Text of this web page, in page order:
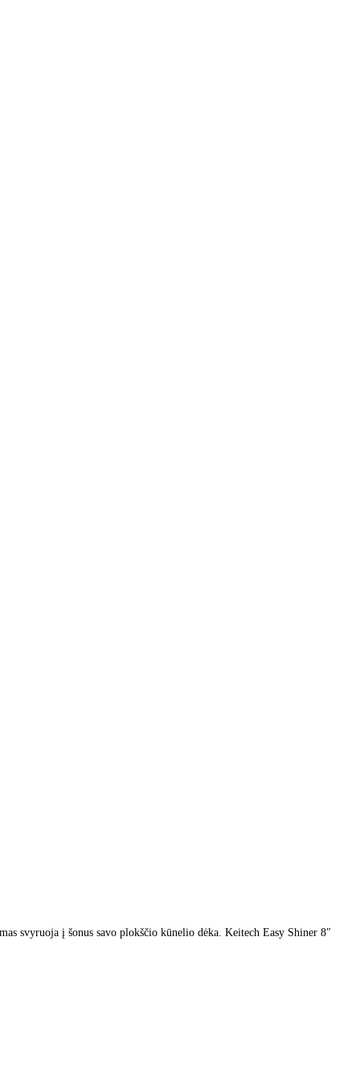
svyruoja į šonus savo plokščio kūnelio dėka. Keitech Easy Shiner 8″